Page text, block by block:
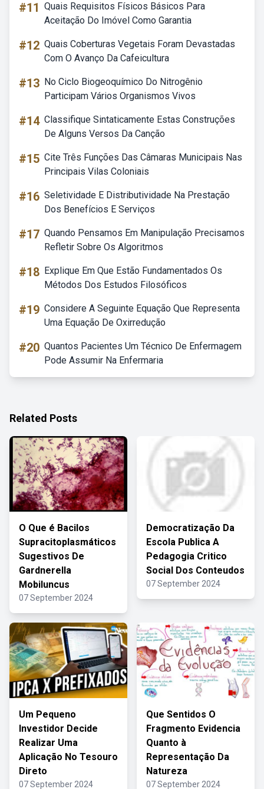
#11 Quais Requisitos Físicos Básicos Para
Aceitação Do Imóvel Como Garantia
#12 Quais Coberturas Vegetais Foram Devastadas
Com O Avanço Da Cafeicultura
#13 No Ciclo Biogeoquímico Do Nitrogênio
Participam Vários Organismos Vivos
#14 Classifique Sintaticamente Estas Construções
De Alguns Versos Da Canção
#15 Cite Três Funções Das Câmaras Municipais Nas
Principais Vilas Coloniais
#16 Seletividade E Distributividade Na Prestação
Dos Benefícios E Serviços
#17 Quando Pensamos Em Manipulação Precisamos
Refletir Sobre Os Algoritmos
#18 Explique Em Que Estão Fundamentados Os
Métodos Dos Estudos Filosóficos
#19 Considere A Seguinte Equação Que Representa
Uma Equação De Oxirredução
#20 Quantos Pacientes Um Técnico De Enfermagem
Pode Assumir Na Enfermaria
Related Posts
O Que é Bacilos
Supracitoplasmáticos
Sugestivos De
Gardnerella
Mobiluncus
07 September 2024
Democratização Da
Escola Publica A
Pedagogia Critico
Social Dos Conteudos
07 September 2024
Um Pequeno
Investidor Decide
Realizar Uma
Aplicação No Tesouro
Direto
07 September 2024
Que Sentidos O
Fragmento Evidencia
Quanto à
Representação Da
Natureza
07 September 2024